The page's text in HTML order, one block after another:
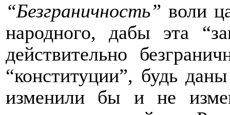
“Безграничность” воли
народного, дабы эта
действительно
“конституции”, будь
изменили бы и не